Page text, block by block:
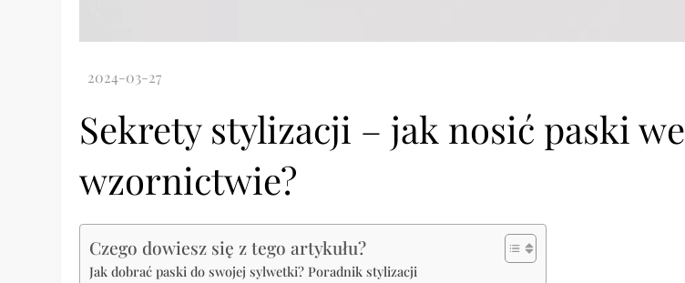
Sekrety stylizacji – jak nosić paski we
wzornictwie?
Czego dowiesz się z tego artykułu?
Jak dobrać paski do swojej sylwetki? Poradnik stylizacji